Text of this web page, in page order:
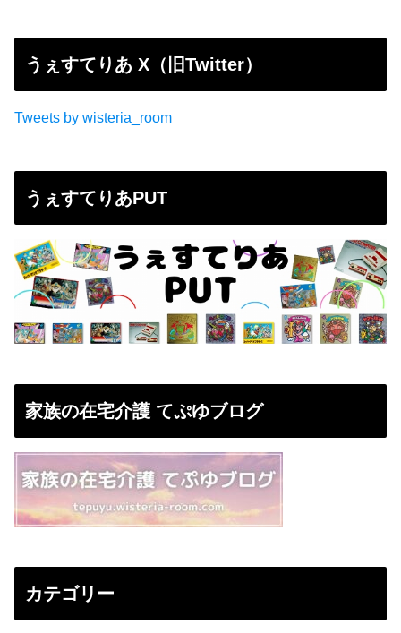
うぇすてりあ X（旧Twitter）
Tweets by wisteria_room
うぇすてりあPUT
家族の在宅介護 てぷゆブログ
カテゴリー